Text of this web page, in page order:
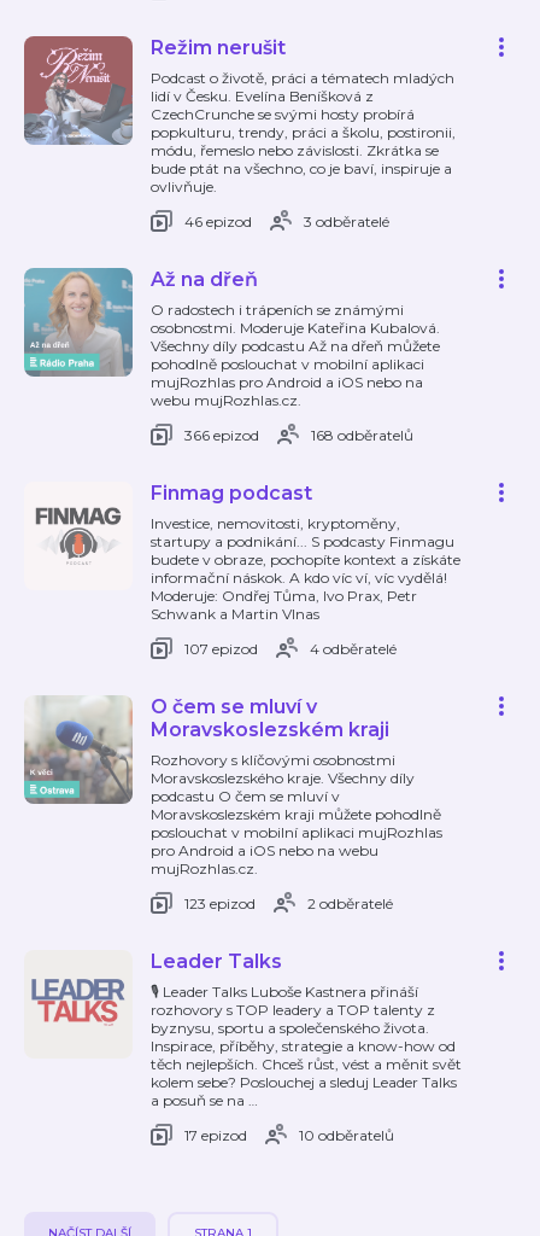
Režim nerušit
Podcast o životě, práci a tématech mladých
lidí v Česku. Evelína Beníšková z
CzechCrunche se svými hosty probírá
popkulturu, trendy, práci a školu, postironii,
módu, řemeslo nebo závislosti. Zkrátka se
bude ptát na všechno, co je baví, inspiruje a
ovlivňuje.
46 epizod
3 odběratelé
Až na dřeň
O radostech i trápeních se známými
osobnostmi. Moderuje Kateřina Kubalová.
Všechny díly podcastu Až na dřeň můžete
pohodlně poslouchat v mobilní aplikaci
mujRozhlas pro Android a iOS nebo na
webu mujRozhlas.cz.
366 epizod
168 odběratelů
Finmag podcast
Investice, nemovitosti, kryptoměny,
startupy a podnikání... S podcasty Finmagu
budete v obraze, pochopíte kontext a získáte
informační náskok. A kdo víc ví, víc vydělá!
Moderuje: Ondřej Tůma, Ivo Prax, Petr
Schwank a Martin Vlnas
107 epizod
4 odběratelé
O čem se mluví v
Moravskoslezském kraji
Rozhovory s klíčovými osobnostmi
Moravskoslezského kraje. Všechny díly
podcastu O čem se mluví v
Moravskoslezském kraji můžete pohodlně
poslouchat v mobilní aplikaci mujRozhlas
pro Android a iOS nebo na webu
mujRozhlas.cz.
123 epizod
2 odběratelé
Leader Talks
🎙 Leader Talks Luboše Kastnera přináší
rozhovory s TOP leadery a TOP talenty z
byznysu, sportu a společenského života.
Inspirace, příběhy, strategie a know-how od
těch nejlepších. Chceš růst, vést a měnit svět
kolem sebe? Poslouchej a sleduj Leader Talks
a posuň se na …
17 epizod
10 odběratelů